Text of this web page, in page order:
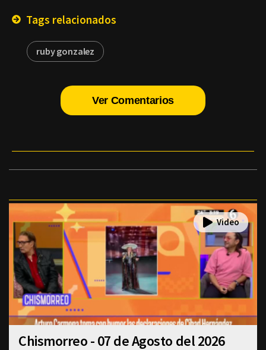
Tags relacionados
ruby gonzalez
Ver Comentarios
Chismorreo - 07 de Agosto del 2026